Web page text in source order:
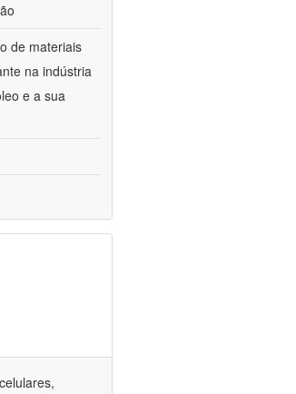
de materiais
na indústria
e a sua